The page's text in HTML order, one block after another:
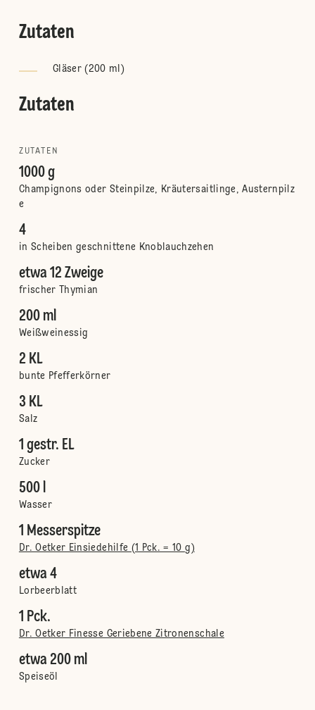
Zutaten
Gläser (200 ml)
Zutaten
ZUTATEN
1000 g
Champignons oder Steinpilze, Kräutersaitlinge, Austernpilz
e
4
in Scheiben geschnittene Knoblauchzehen
etwa 12 Zweige
frischer Thymian
200 ml
Weißweinessig
2 KL
bunte Pfefferkörner
3 KL
Salz
1 gestr. EL
Zucker
500 l
Wasser
1 Messerspitze
Dr. Oetker Einsiedehilfe (1 Pck. = 10 g)
etwa 4
Lorbeerblatt
1 Pck.
Dr. Oetker Finesse Geriebene Zitronenschale
etwa 200 ml
Speiseöl